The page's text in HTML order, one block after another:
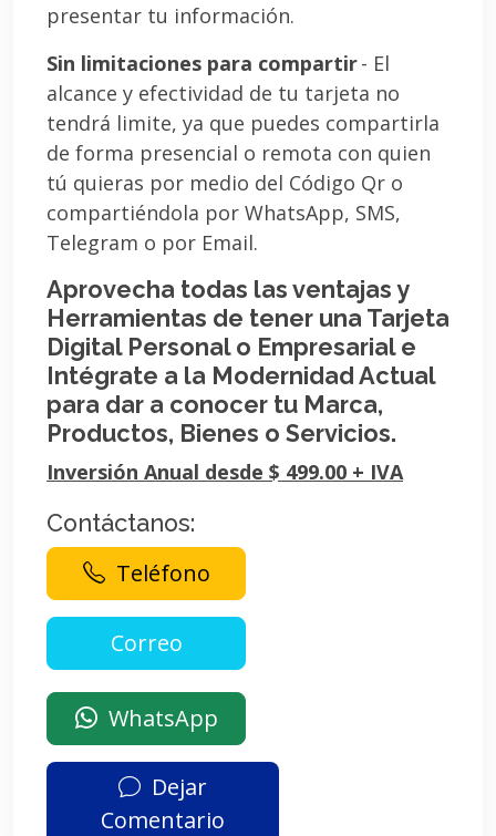
presentar tu información.
Sin limitaciones para compartir- El
alcance y efectividad de tu tarjeta no
tendrá limite, ya que puedes compartirla
de forma presencial o remota con quien
tú quieras por medio del Código Qr o
compartiéndola por WhatsApp, SMS,
Telegram o por Email.
Aprovecha todas las ventajas y
Herramientas de tener una Tarjeta
Digital Personal o Empresarial e
Intégrate a la Modernidad Actual
para dar a conocer tu Marca,
Productos, Bienes o Servicios.
Inversión Anual desde $ 499.00 + IVA
Contáctanos:
Teléfono
WhatsApp
Dejar
Comentario